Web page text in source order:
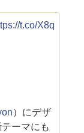
t.co/X8q
）にデザ
ーマにも